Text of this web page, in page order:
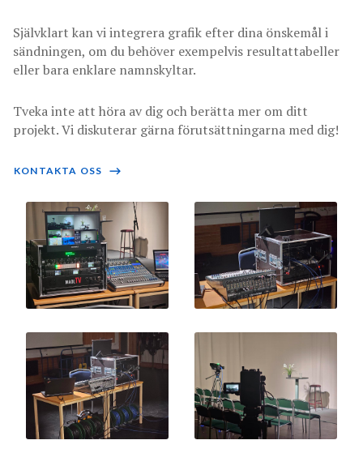
Självklart kan vi integrera grafik efter dina önskemål i
sändningen, om du behöver exempelvis resultattabeller
eller bara enklare namnskyltar.
Tveka inte att höra av dig och berätta mer om ditt
projekt. Vi diskuterar gärna förutsättningarna med dig!
KONTAKTA OSS ⟶